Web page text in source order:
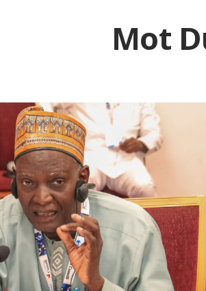
Mot